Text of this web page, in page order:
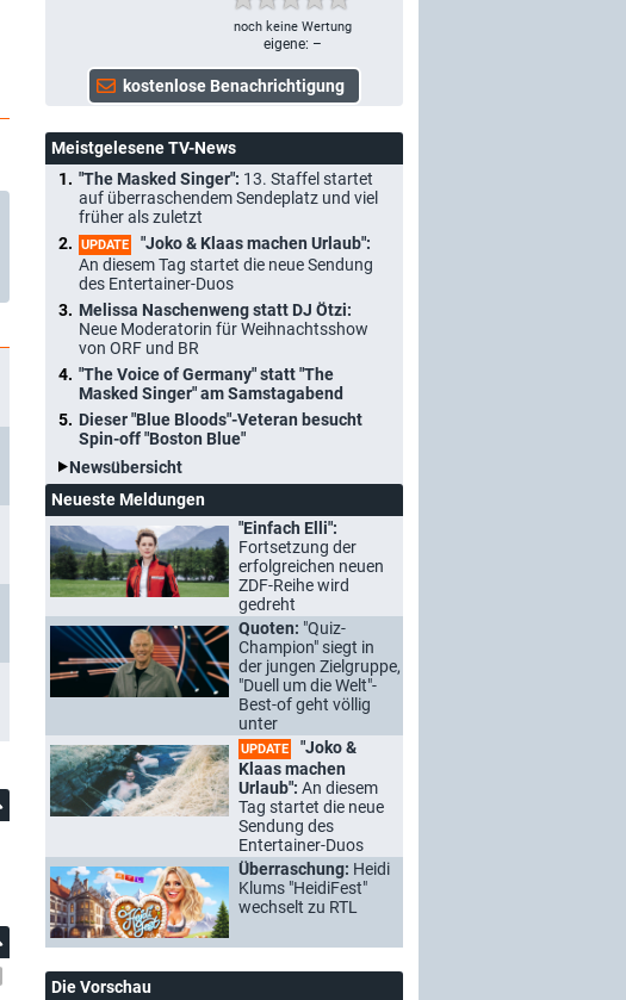
noch keine Wertung
eigene: –
Meistgelesene TV-News
"The Masked Singer": 13. Staffel startet
auf überraschendem Sendeplatz und viel
früher als zuletzt
UPDATE
"Joko & Klaas machen Urlaub":
An diesem Tag startet die neue Sendung
des Entertainer-Duos
Melissa Naschenweng statt DJ Ötzi:
Neue Moderatorin für Weihnachtsshow
von ORF und BR
"The Voice of Germany" statt "The
Masked Singer" am Samstagabend
Dieser "Blue Bloods"-Veteran besucht
Spin-off "Boston Blue"
Newsübersicht
Neueste Meldungen
"Einfach Elli":
Fortsetzung der
erfolgreichen neuen
ZDF-Reihe wird
gedreht
Quoten: "Quiz-
Champion" siegt in
der jungen Zielgruppe,
"Duell um die Welt"-
Best-of geht völlig
unter
UPDATE
"Joko &
Klaas machen
Urlaub": An diesem
Tag startet die neue
Sendung des
Entertainer-Duos
Überraschung: Heidi
Klums "HeidiFest"
wechselt zu RTL
Die Vorschau